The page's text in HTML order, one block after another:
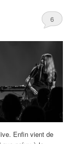
6
Enfin vient de